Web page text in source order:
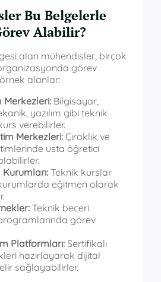
Bu Belgelerle
Alabilir?
alan mühendisler, birçok
görev
alanlar:
Merkezleri: Bilgisayar,
yazılım gibi teknik
verebilirler.
Merkezleri:Çıraklık ve
usta öğretici
Teknik kurslar
eğitmen olarak
Teknik beceri
görev
Platformları: Sertifikalı
hazırlayarak dijital
sağlayabilirler.